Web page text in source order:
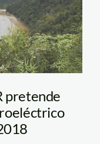
pretende